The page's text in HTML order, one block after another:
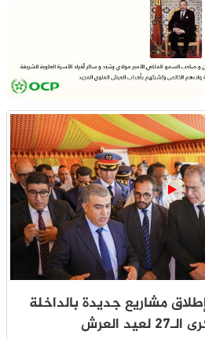
مشاريع جديدة بالداخلة
العرش